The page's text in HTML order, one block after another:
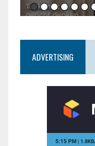
ADVERTISING